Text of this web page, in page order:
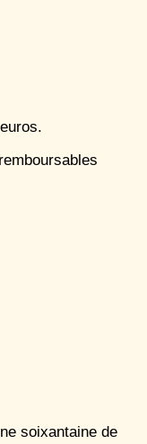
soixantaine de